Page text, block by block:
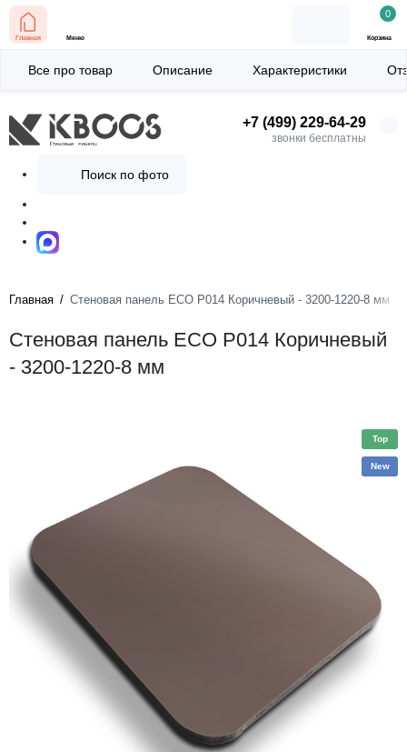
+7 (499) 229-64-29
звонки бесплатны
Поиск по фото
Главная Меню
0
Корзина
Главная Стеновая панель ECO P014 Коричневый - 3200-1220-8 мм
Стеновая панель ECO P014 Коричневый
- 3200-1220-8 мм
Все про товар Описание Характеристики
Top
New